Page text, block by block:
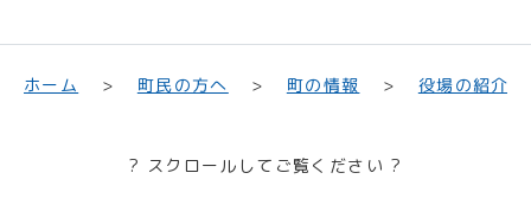
ホーム 町民の方へ 町の情報 役場の紹介
? スクロールしてご覧ください ?